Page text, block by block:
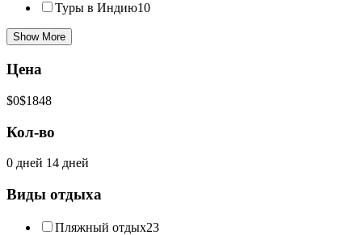
Туры в Индию10
Show More
Цена
$0$1848
Кол-во
0 дней 14 дней
Виды отдыха
Пляжный отдых23